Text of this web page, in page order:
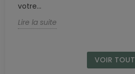
votre...
Lire la suite
VOIR TOUT